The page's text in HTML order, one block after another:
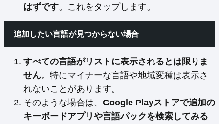
はずです。これをタップします。
追加したい言語が見つからない場合
すべての言語がリストに表示されるとは限りま
せん。特にマイナーな言語や地域変種は表示さ
れないことがあります。
そのような場合は、 Google Playストアで追加の
キーボードアプリや言語パックを検索してみる